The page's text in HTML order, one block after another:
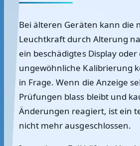
Bei älteren Geräten kann die
Leuchtkraft durch Alterung
ein beschädigtes Display oder
ungewöhnliche Kalibrierung
in Frage. Wenn die Anzeige
Prüfungen blass bleibt und
Änderungen reagiert, ist ein
nicht mehr ausgeschlossen.